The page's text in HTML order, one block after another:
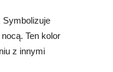
Symbolizuje
Ten kolor
z innymi